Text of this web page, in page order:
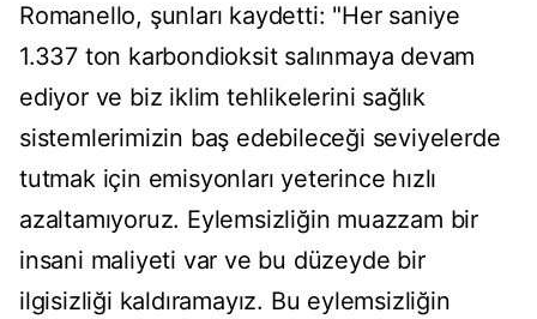
Romanello, şunları kaydetti: "Her saniye
1.337 ton karbondioksit salınmaya devam
ediyor ve biz iklim tehlikelerini sağlık
sistemlerimizin baş edebileceği seviyelerde
tutmak için emisyonları yeterince hızlı
azaltamıyoruz. Eylemsizliğin muazzam bir
insani maliyeti var ve bu düzeyde bir
ilgisizliği kaldıramayız. Bu eylemsizliğin